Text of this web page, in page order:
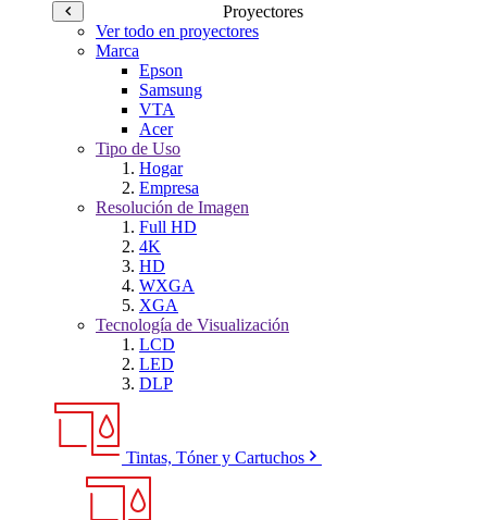
Proyectores
Ver todo en proyectores
Marca
Epson
Samsung
VTA
Acer
Tipo de Uso
Hogar
Empresa
Resolución de Imagen
Full HD
4K
HD
WXGA
XGA
Tecnología de Visualización
LCD
LED
DLP
Tintas, Tóner y Cartuchos